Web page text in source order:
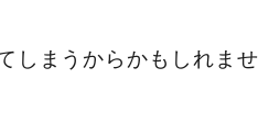
しまうからかもしれませ